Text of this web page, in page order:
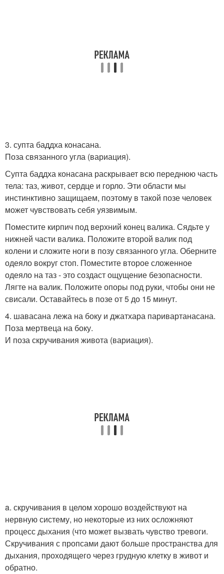
3. супта баддха конасана.
Поза связанного угла (вариация).
Супта баддха конасана раскрывает всю переднюю часть
тела: таз, живот, сердце и горло. Эти области мы
инстинктивно защищаем, поэтому в такой позе человек
может чувствовать себя уязвимым.
Поместите кирпич под верхний конец валика. Сядьте у
нижней части валика. Положите второй валик под
колени и сложите ноги в позу связанного угла. Оберните
одеяло вокруг стоп. Поместите второе сложенное
одеяло на таз - это создаст ощущение безопасности.
Лягте на валик. Положите опоры под руки, чтобы они не
свисали. Оставайтесь в позе от 5 до 15 минут.
4. шавасана лежа на боку и джатхара паривартанасана.
Поза мертвеца на боку.
И поза скручивания живота (вариация).
a. скручивания в целом хорошо воздействуют на
нервную систему, но некоторые из них осложняют
процесс дыхания (что может вызвать чувство тревоги.
Скручивания с пропсами дают больше пространства для
дыхания, проходящего через грудную клетку в живот и
обратно.